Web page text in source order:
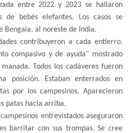
entre 2022 y 2023 se hallaron
de bebés elefantes. Los casos se
Bengala, al noreste de India.
contribuyeron a cada entierro.
compasivo y de ayuda” mostrado
Todos los cadáveres fueron
posición. Estaban enterrados en
por los campesinos. Aparecieron
patas hacia arriba.
entrevistados aseguraron
barritar con sus trompas. Se cree